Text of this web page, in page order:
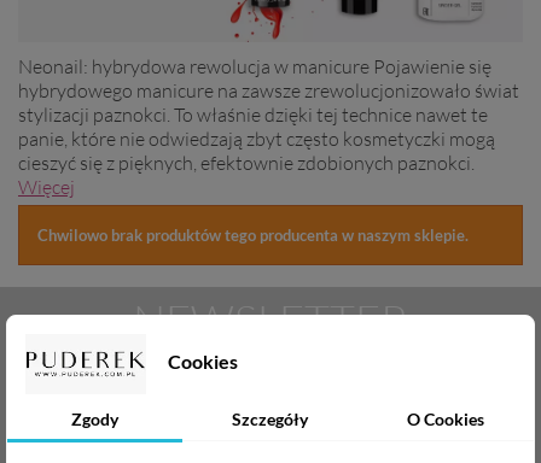
Cookies
Zgody Szczegóły O Cookies
Neonail: hybrydowa rewolucja w manicure Pojawienie się
hybrydowego manicure na zawsze zrewolucjonizowało świat
stylizacji paznokci. To właśnie dzięki tej technice nawet te
panie, które nie odwiedzają zbyt często kosmetyczki mogą
cieszyć się z pięknych, efektownie zdobionych paznokci.
Więcej
Chwilowo brak produktów tego producenta w naszym sklepie.
NEWSLETTER
BĄDŹ NA BIEŻĄCO